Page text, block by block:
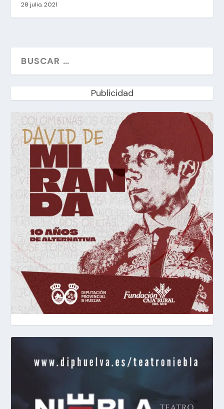
28 julio, 2021
Publicidad